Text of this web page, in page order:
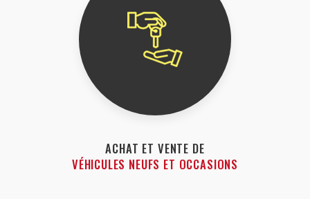
ACHAT ET VENTE DE
VÉHICULES NEUFS ET OCCASIONS